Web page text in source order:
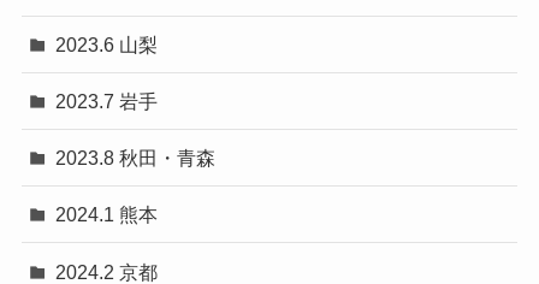
2023.6 山梨
2023.7 岩手
2023.8 秋田・青森
2024.1 熊本
2024.2 京都